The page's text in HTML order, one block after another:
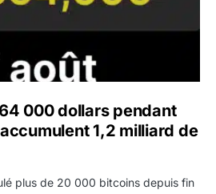
000 dollars pendant
1,2 milliard de
plus de 20 000 bitcoins depuis fin